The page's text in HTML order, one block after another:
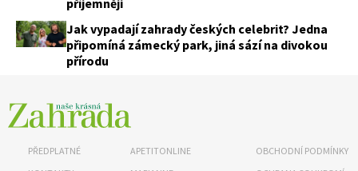
příjemněji
Jak vypadají zahrady českých celebrit? Jedna
připomíná zámecký park, jiná sází na divokou
přírodu
PŘEDPLATNÉ
APETITONLINE
OBCHODNÍ PODMÍNKY